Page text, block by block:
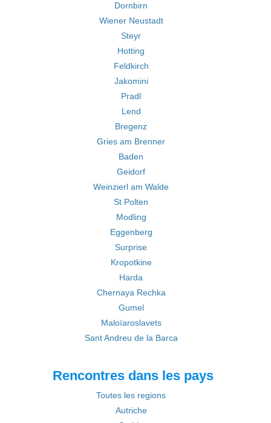
Dornbirn
Wiener Neustadt
Steyr
Hotting
Feldkirch
Jakomini
Pradl
Lend
Bregenz
Gries am Brenner
Baden
Geidorf
Weinzierl am Walde
St Polten
Modling
Eggenberg
Surprise
Kropotkine
Harda
Chernaya Rechka
Gumel
Maloïaroslavets
Sant Andreu de la Barca
Rencontres dans les pays
Toutes les regions
Autriche